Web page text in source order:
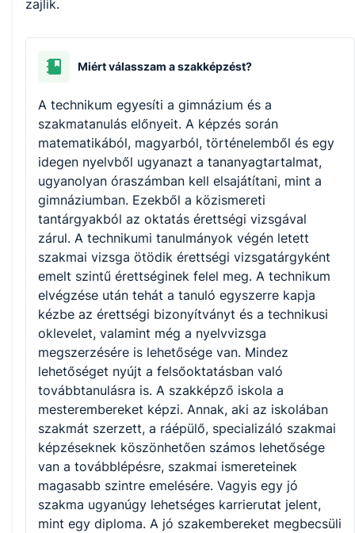
zajlik.
Miért válasszam a szakképzést?
A technikum egyesíti a gimnázium és a
szakmatanulás előnyeit. A képzés során
matematikából, magyarból, történelemből és egy
idegen nyelvből ugyanazt a tananyagtartalmat,
ugyanolyan óraszámban kell elsajátítani, mint a
gimnáziumban. Ezekből a közismereti
tantárgyakból az oktatás érettségi vizsgával
zárul. A technikumi tanulmányok végén letett
szakmai vizsga ötödik érettségi vizsgatárgyként
emelt szintű érettséginek felel meg. A technikum
elvégzése után tehát a tanuló egyszerre kapja
kézbe az érettségi bizonyítványt és a technikusi
oklevelet, valamint még a nyelvvizsga
megszerzésére is lehetősége van. Mindez
lehetőséget nyújt a felsőoktatásban való
továbbtanulásra is. A szakképző iskola a
mesterembereket képzi. Annak, aki az iskolában
szakmát szerzett, a ráépülő, specializáló szakmai
képzéseknek köszönhetően számos lehetősége
van a továbblépésre, szakmai ismereteinek
magasabb szintre emelésére. Vagyis egy jó
szakma ugyanúgy lehetséges karrierutat jelent,
mint egy diploma. A jó szakembereket megbecsüli